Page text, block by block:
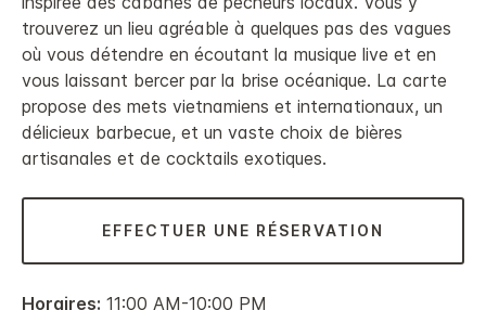
trouverez un lieu agréable à quelques pas des vagues
où vous détendre en écoutant la musique live et en
vous laissant bercer par la brise océanique. La carte
propose des mets vietnamiens et internationaux, un
délicieux barbecue, et un vaste choix de bières
artisanales et de cocktails exotiques.
EFFECTUER UNE RÉSERVATION
Horaires: 11:00 AM-10:00 PM